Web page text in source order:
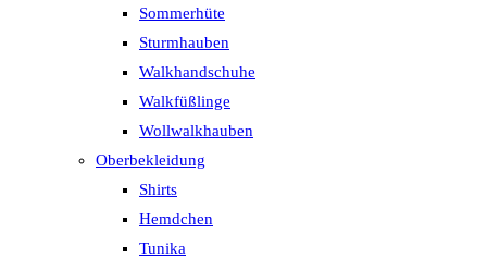
Sommerhüte
Sturmhauben
Walkhandschuhe
Walkfüßlinge
Wollwalkhauben
Oberbekleidung
Shirts
Hemdchen
Tunika